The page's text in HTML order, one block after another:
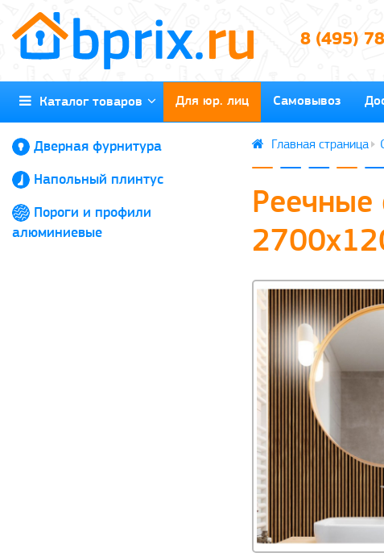
8 (495)
Каталог товаров Для юр. лиц Самовывоз
Дверная фурнитура
Напольный плинтус
Пороги и профили
алюминиевые
Реечные